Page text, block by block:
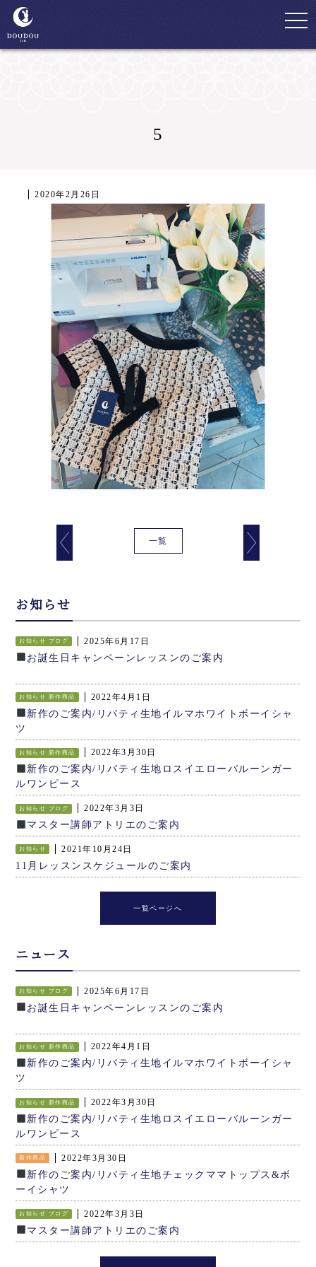
5
2020年2月26日
一覧
お知らせ
お知らせ ブログ 2025年6月17日
お誕生日キャンペーンレッスンのご案内
お知らせ 新作商品 2022年4月1日
新作のご案内/リバティ生地イルマホワイトボーイシャ
ツ
お知らせ 新作商品 2022年3月30日
新作のご案内/リバティ生地ロスイエローバルーンガー
ルワンピース
お知らせ ブログ 2022年3月3日
マスター講師アトリエのご案内
お知らせ 2021年10月24日
11月レッスンスケジュールのご案内
一覧ページへ
ニュース
お知らせ ブログ 2025年6月17日
お誕生日キャンペーンレッスンのご案内
お知らせ 新作商品 2022年4月1日
新作のご案内/リバティ生地イルマホワイトボーイシャ
ツ
お知らせ 新作商品 2022年3月30日
新作のご案内/リバティ生地ロスイエローバルーンガー
ルワンピース
新作商品 2022年3月30日
新作のご案内/リバティ生地チェックママトップス&ボ
ーイシャツ
お知らせ ブログ 2022年3月3日
マスター講師アトリエのご案内